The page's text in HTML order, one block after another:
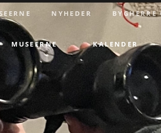
NYHEDER
MUSEERNE KALENDER